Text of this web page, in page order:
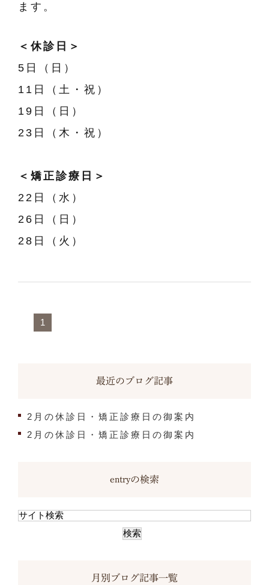
ます。
＜休診日＞
5日（日）
11日（土・祝）
19日（日）
23日（木・祝）
＜矯正診療日＞
22日（水）
26日（日）
28日（火）
1
最近のブログ記事
2月の休診日・矯正診療日の御案内
2月の休診日・矯正診療日の御案内
entryの検索
月別ブログ記事一覧